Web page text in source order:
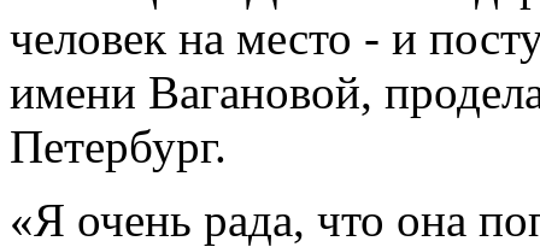
человек на место - и
имени Вагановой,
Петербург.
«Я очень рада, что она